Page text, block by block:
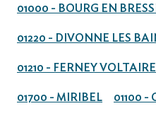
01000 - BOURG EN
01220 - DIVONNE LES
01210 - FERNEY VOLTAIRE
01700 - MIRIBEL 01100 -